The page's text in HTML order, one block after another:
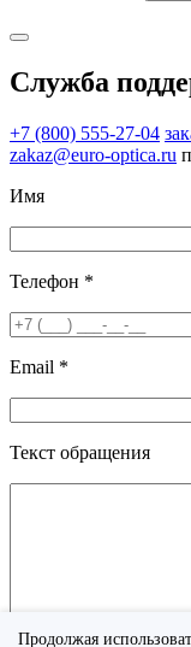
Продолжая
Служба
+7 (800) 555-27-04
zakaz@euro-optica.ru
Имя
Телефон *
Email *
Текст обращения